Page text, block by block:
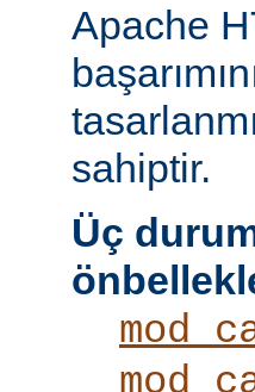
Apache
sahiptir.
Üç